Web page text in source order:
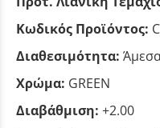
Κωδικός Προϊόντος:
Διαθεσιμότητα:
Χρώμα: GREEN
Διαβάθμιση: +2.00